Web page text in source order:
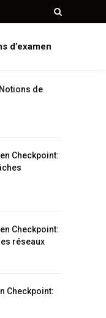
d’examen
de
Checkpoint:
Checkpoint:
réseaux
Checkpoint: